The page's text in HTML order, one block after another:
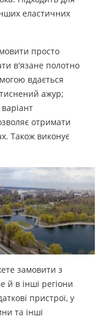
еластичних
просто
в'язане полотно
вдається
тиснений ажур;
отримати
Також виконує
замовити з
й в інші регіони
пристрої, у
та інші